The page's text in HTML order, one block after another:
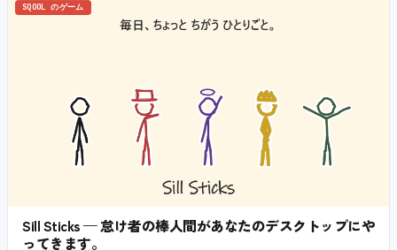
SQOOL のゲーム
Sill Sticks — 怠け者の棒人間があなたのデスクトップにや
ってきます。